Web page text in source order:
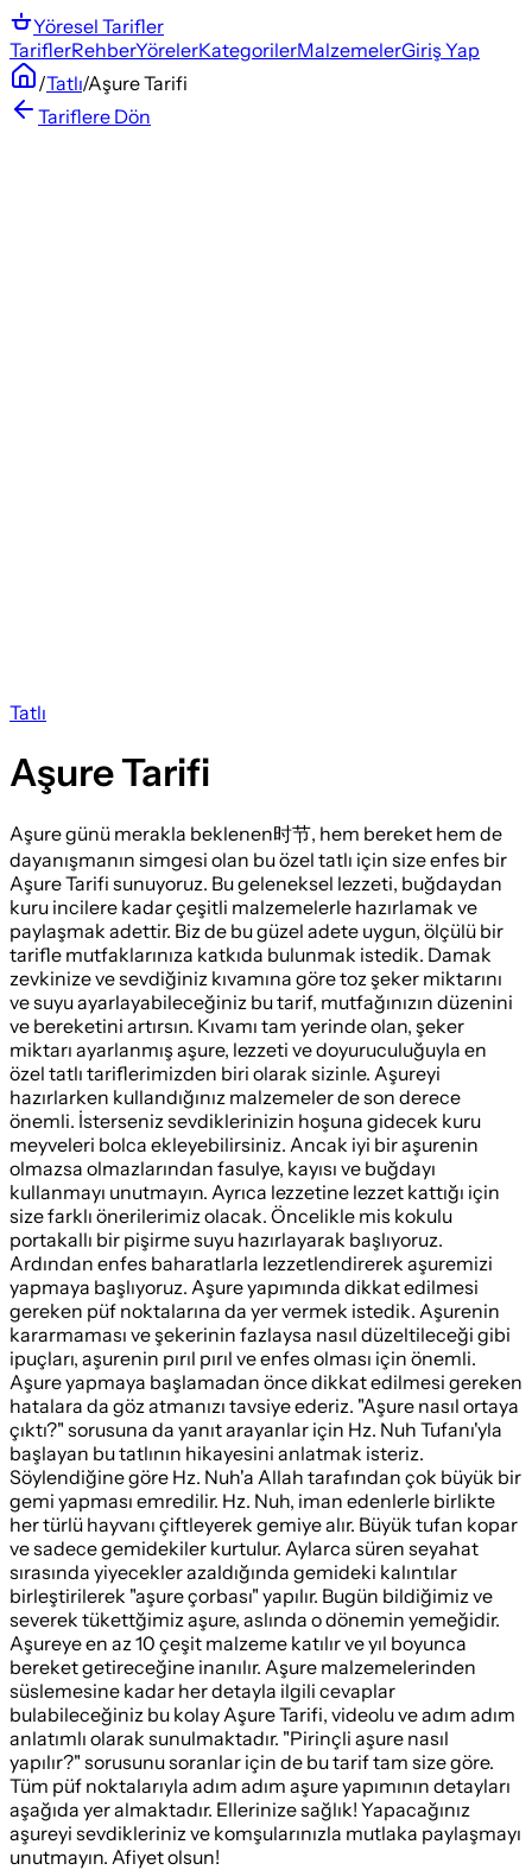
Yöresel Tarifler
TariflerRehberYörelerKategorilerMalzemelerGiriş Yap
/Tatlı/Aşure Tarifi
Tariflere Dön
Tatlı
Aşure Tarifi
Aşure günü merakla beklenen时节, hem bereket hem de
dayanışmanın simgesi olan bu özel tatlı için size enfes bir
Aşure Tarifi sunuyoruz. Bu geleneksel lezzeti, buğdaydan
kuru incilere kadar çeşitli malzemelerle hazırlamak ve
paylaşmak adettir. Biz de bu güzel adete uygun, ölçülü bir
tarifle mutfaklarınıza katkıda bulunmak istedik. Damak
zevkinize ve sevdiğiniz kıvamına göre toz şeker miktarını
ve suyu ayarlayabileceğiniz bu tarif, mutfağınızın düzenini
ve bereketini artırsın. Kıvamı tam yerinde olan, şeker
miktarı ayarlanmış aşure, lezzeti ve doyuruculuğuyla en
özel tatlı tariflerimizden biri olarak sizinle. Aşureyi
hazırlarken kullandığınız malzemeler de son derece
önemli. İsterseniz sevdiklerinizin hoşuna gidecek kuru
meyveleri bolca ekleyebilirsiniz. Ancak iyi bir aşurenin
olmazsa olmazlarından fasulye, kayısı ve buğdayı
kullanmayı unutmayın. Ayrıca lezzetine lezzet kattığı için
size farklı önerilerimiz olacak. Öncelikle mis kokulu
portakallı bir pişirme suyu hazırlayarak başlıyoruz.
Ardından enfes baharatlarla lezzetlendirerek aşuremizi
yapmaya başlıyoruz. Aşure yapımında dikkat edilmesi
gereken püf noktalarına da yer vermek istedik. Aşurenin
kararmaması ve şekerinin fazlaysa nasıl düzeltileceği gibi
ipuçları, aşurenin pırıl pırıl ve enfes olması için önemli.
Aşure yapmaya başlamadan önce dikkat edilmesi gereken
hatalara da göz atmanızı tavsiye ederiz. "Aşure nasıl ortaya
çıktı?" sorusuna da yanıt arayanlar için Hz. Nuh Tufanı'yla
başlayan bu tatlının hikayesini anlatmak isteriz.
Söylendiğine göre Hz. Nuh'a Allah tarafından çok büyük bir
gemi yapması emredilir. Hz. Nuh, iman edenlerle birlikte
her türlü hayvanı çiftleyerek gemiye alır. Büyük tufan kopar
ve sadece gemidekiler kurtulur. Aylarca süren seyahat
sırasında yiyecekler azaldığında gemideki kalıntılar
birleştirilerek "aşure çorbası" yapılır. Bugün bildiğimiz ve
severek tükettğimiz aşure, aslında o dönemin yemeğidir.
Aşureye en az 10 çeşit malzeme katılır ve yıl boyunca
bereket getireceğine inanılır. Aşure malzemelerinden
süslemesine kadar her detayla ilgili cevaplar
bulabileceğiniz bu kolay Aşure Tarifi, videolu ve adım adım
anlatımlı olarak sunulmaktadır. "Pirinçli aşure nasıl
yapılır?" sorusunu soranlar için de bu tarif tam size göre.
Tüm püf noktalarıyla adım adım aşure yapımının detayları
aşağıda yer almaktadır. Ellerinize sağlık! Yapacağınız
aşureyi sevdikleriniz ve komşularınızla mutlaka paylaşmayı
unutmayın. Afiyet olsun!